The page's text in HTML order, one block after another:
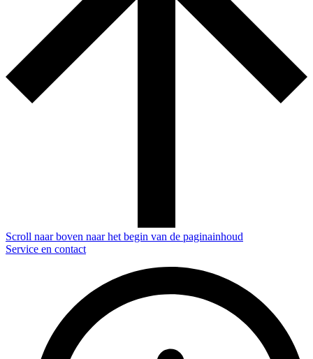
Scroll naar boven naar het begin van de paginainhoud
Service en contact